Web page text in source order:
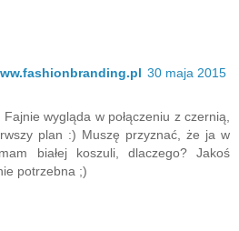
30 maja 2015
wygląda w połączeniu z czernią,
plan :) Muszę przyznać, że ja w
białej koszuli, dlaczego? Jakoś
potrzebna ;)